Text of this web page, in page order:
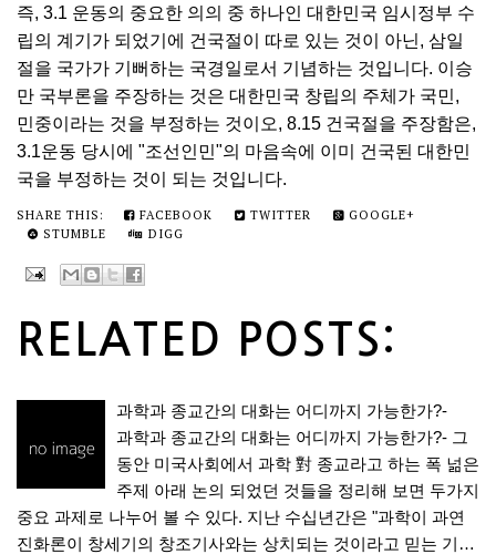
즉, 3.1 운동의 중요한 의의 중 하나인 대한민국 임시정부 수
립의 계기가 되었기에 건국절이 따로 있는 것이 아닌, 삼일
절을 국가가 기뻐하는 국경일로서 기념하는 것입니다. 이승
만 국부론을 주장하는 것은 대한민국 창립의 주체가 국민,
민중이라는 것을 부정하는 것이오, 8.15 건국절을 주장함은,
3.1운동 당시에 "조선인민"의 마음속에 이미 건국된 대한민
국을 부정하는 것이 되는 것입니다.
SHARE THIS: FACEBOOK TWITTER
GOOGLE+
STUMBLE
DIGG
RELATED POSTS:
과학과 종교간의 대화는 어디까지 가능한가?-
과학과 종교간의 대화는 어디까지 가능한가?- 그
동안 미국사회에서 과학 對 종교라고 하는 폭 넒은
주제 아래 논의 되었던 것들을 정리해 보면 두가지
중요 과제로 나누어 볼 수 있다. 지난 수십년간은 "과학이 과연
진화론이 창세기의 창조기사와는 상치되는 것이라고 믿는 기…